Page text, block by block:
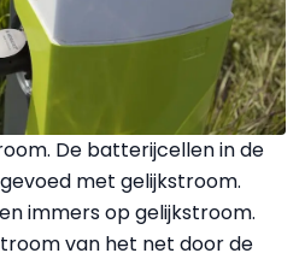
De batterijcellen in de
met gelijkstroom.
immers op gelijkstroom.
van het net door de